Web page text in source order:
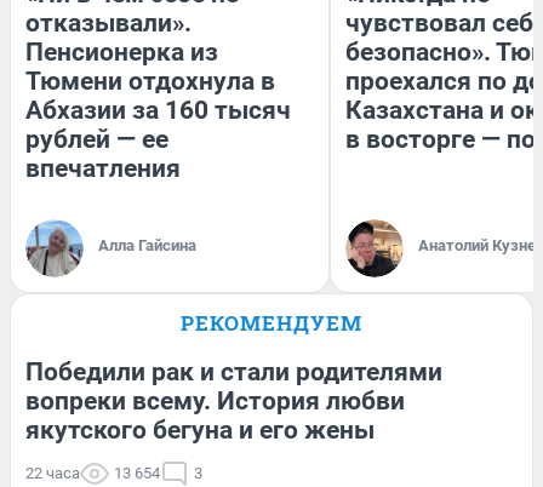
отказывали».
Пенсионерка из
Тюмени отдохнула в
Абхазии за 160 тысяч
рублей — ее
впечатления
Алла Гайсина
чувствовал
безопасно».
проехался по
Казахстана и
в восторге —
Анатолий
РЕКОМЕНДУЕМ
Победили рак и стали родителями
вопреки всему. История любви
якутского бегуна и его жены
22 часа 13 654 3